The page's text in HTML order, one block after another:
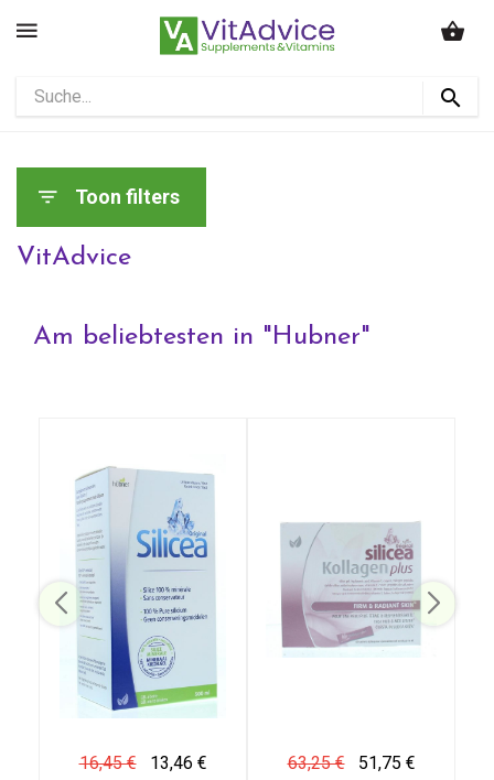
Toon filters
VitAdvice
Am beliebtesten in "Hubner"
16,45 €
13,46 €
63,25 €
51,75 €